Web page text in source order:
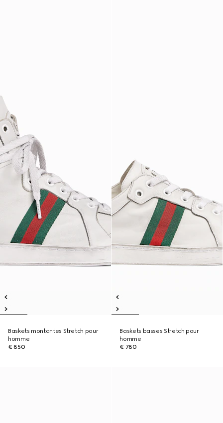
Baskets montantes Stretch pour
homme
€ 850
Baskets basses Stretch pour
homme
€ 780